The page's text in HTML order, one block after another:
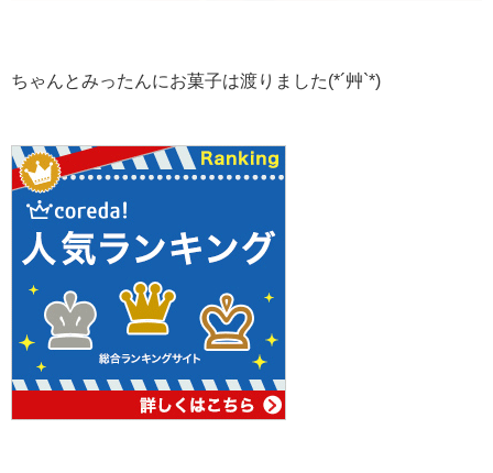
ちゃんとみったんにお菓子は渡りました(*´艸`*)